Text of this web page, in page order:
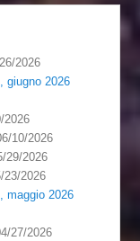
2026
giugno 2026
2026
10/2026
29/2026
23/2026
maggio 2026
27/2026